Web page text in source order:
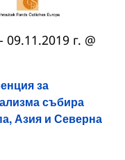
за
събира
Азия и Северна
- 09.11.2019 г. @